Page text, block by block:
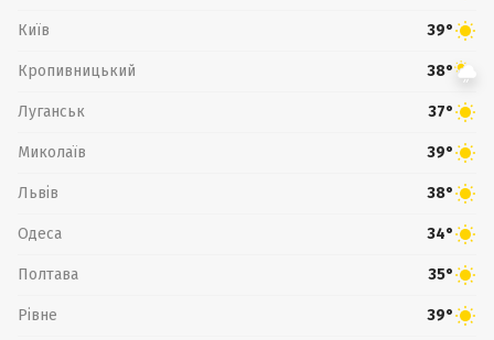
Київ 39°
Кропивницький 38°
Луганськ 37°
Миколаїв 39°
Львів 38°
Одеса 34°
Полтава 35°
Рівне 39°